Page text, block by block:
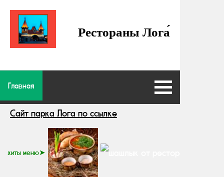
Рестораны Лога́
Главная
Сайт парка Лога по ссылке
хиты меню➤